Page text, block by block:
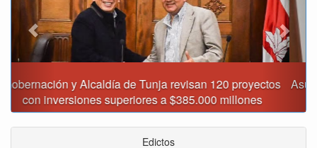
Asumió funciones nuevo secretario de Medio Ambiente de
Tunja
Edictos